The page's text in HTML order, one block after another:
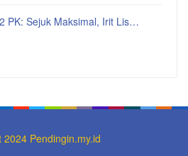
PK: Sejuk Maksimal, Irit Lis…
2024 Pendingin.my.id